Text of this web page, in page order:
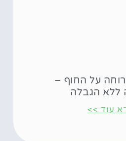
על החוף –
ללא הגבלה
עוד >>